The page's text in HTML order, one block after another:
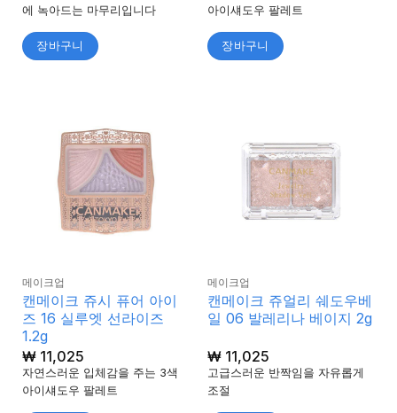
에 녹아드는 마무리입니다
장바구니
아이섀도우 팔레트
장바구니
메이크업
캔메이크 쥬시 퓨어 아이
즈 16 실루엣 선라이즈
1.2g
₩11,025
자연스러운 입체감을 주는 3색
아이섀도우 팔레트
메이크업
캔메이크 쥬얼리 쉐도우베
일 06 발레리나 베이지 2g
₩11,025
고급스러운 반짝임을 자유롭게
조절